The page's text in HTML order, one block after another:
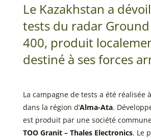
Le Kazakhstan a
tests du radar
400, produit
destiné à ses forces
La campagne de tests a été réalisée
dans la région d’Alma-Ata.
est produit par une société
TOO Granit – Thales Electronics. Le